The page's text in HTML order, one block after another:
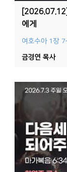
에게
여호수아 1장
금경연 목사